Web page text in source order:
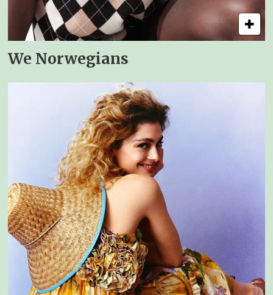
We Norwegians